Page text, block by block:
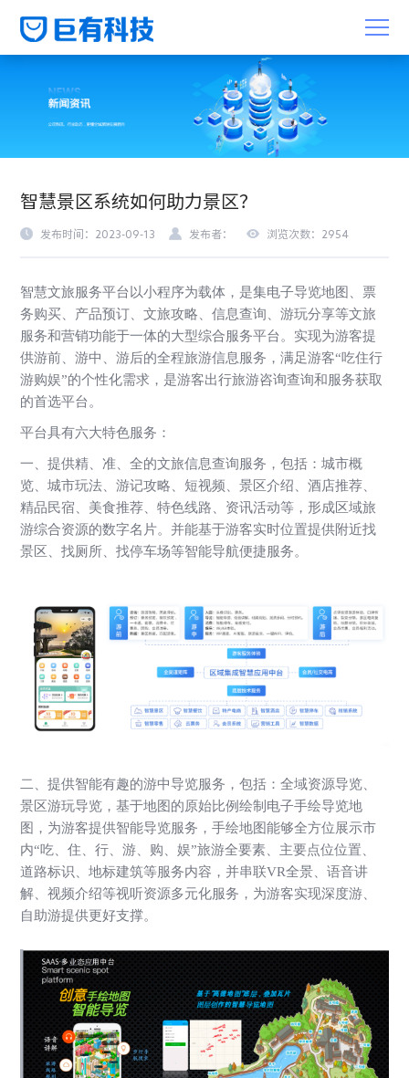
智慧景区系统如何助力景区？
发布时间：2023-09-13 发布者： 浏览次数：2954
智慧文旅服务平台以小程序为载体，是集电子导览地图、票
务购买、产品预订、文旅攻略、信息查询、游玩分享等文旅
服务和营销功能于一体的大型综合服务平台。实现为游客提
供游前、游中、游后的全程旅游信息服务，满足游客“吃住行
游购娱”的个性化需求，是游客出行旅游咨询查询和服务获取
的首选平台。
平台具有六大特色服务：
一、提供精、准、全的文旅信息查询服务，包括：城市概
览、城市玩法、游记攻略、短视频、景区介绍、酒店推荐、
精品民宿、美食推荐、特色线路、资讯活动等，形成区域旅
游综合资源的数字名片。并能基于游客实时位置提供附近找
景区、找厕所、找停车场等智能导航便捷服务。
二、提供智能有趣的游中导览服务，包括：全域资源导览、
景区游玩导览，基于地图的原始比例绘制电子手绘导览地
图，为游客提供智能导览服务，手绘地图能够全方位展示市
内“吃、住、行、游、购、娱”旅游全要素、主要点位位置、
道路标识、地标建筑等服务内容，并串联VR全景、语音讲
解、视频介绍等视听资源多元化服务，为游客实现深度游、
自助游提供更好支撑。